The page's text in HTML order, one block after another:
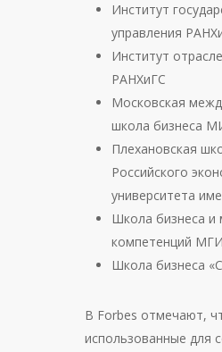
Институт
управления
Институт
РАНХиГС
Московская
школа бизнеса
Плехановская
Российского
университета
Школа бизнеса и
компетенций
Школа бизнеса
В Forbes отмечают,
использованные для